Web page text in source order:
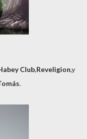
Club,Reveligion,y
.